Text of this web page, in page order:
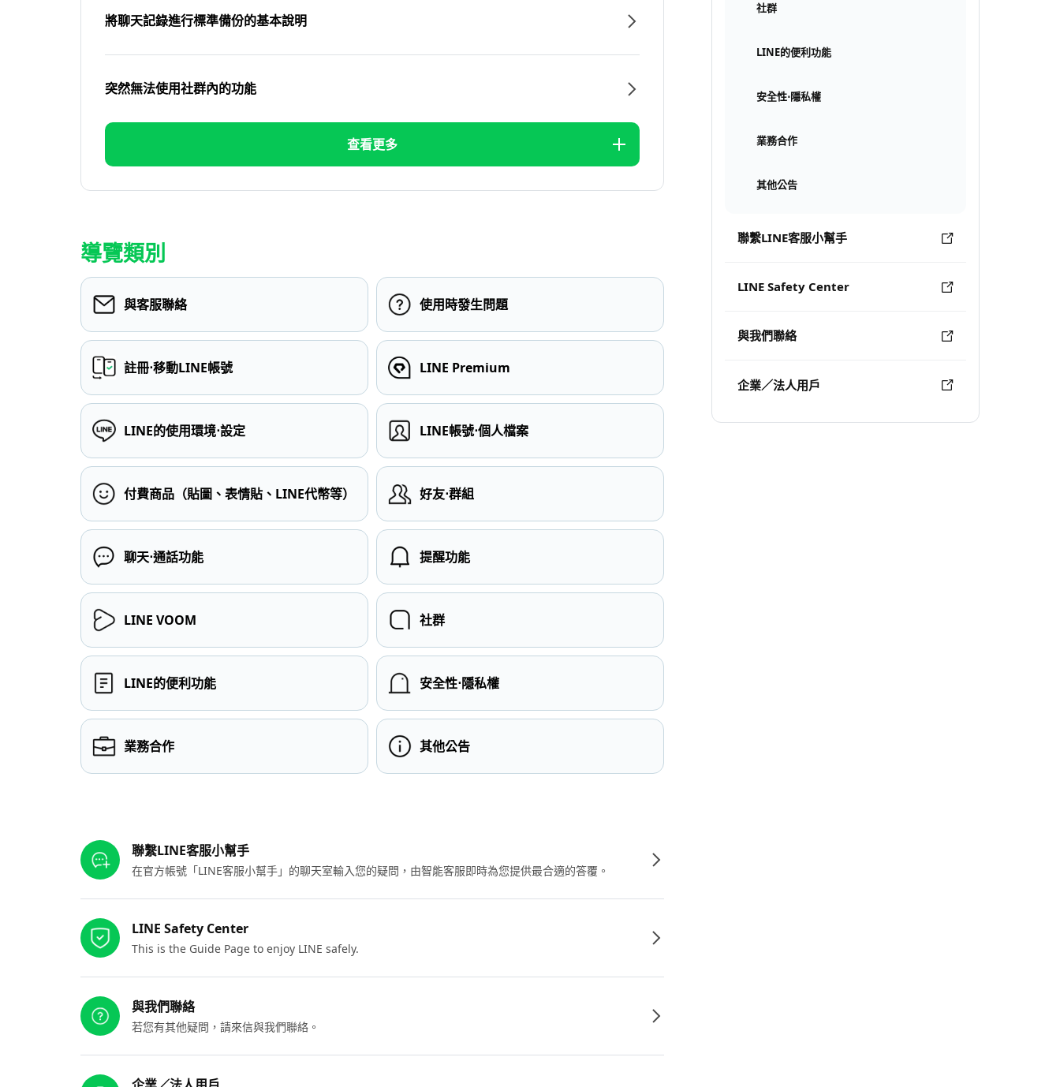
社群
LINE的便利功能
安全性⋅隱私權
業務合作
其他公告
聯繫LINE客服小幫手
LINE Safety Center
與我們聯絡
企業／法人用戶
將聊天記錄進行標準備份的基本說明
突然無法使用社群內的功能
查看更多
導覽類別
與客服聯絡 使用時發生問題
註冊⋅移動LINE帳號 LINE Premium
LINE的使用環境⋅設定 LINE帳號⋅個人檔案
付費商品（貼圖、表情貼、LINE代幣等） 好友⋅群組
聊天⋅通話功能 提醒功能
LINE VOOM 社群
LINE的便利功能 安全性⋅隱私權
業務合作 其他公告
聯繫LINE客服小幫手
在官方帳號「LINE客服小幫手」的聊天室輸入您的疑問，由智能客服即時為您提供最合適的答覆。
LINE Safety Center
This is the Guide Page to enjoy LINE safely.
與我們聯絡
若您有其他疑問，請來信與我們聯絡。